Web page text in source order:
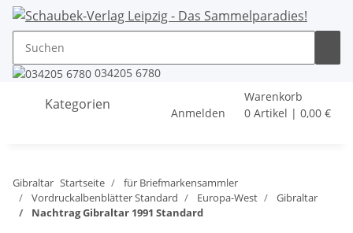
034205 6780
Kategorien
Anmelden
Warenkorb
0 Artikel | 0,00 €
Gibraltar Startseite
für Briefmarkensammler
Vordruckalbenblätter Standard
Europa-West
Gibraltar
Nachtrag Gibraltar 1991 Standard